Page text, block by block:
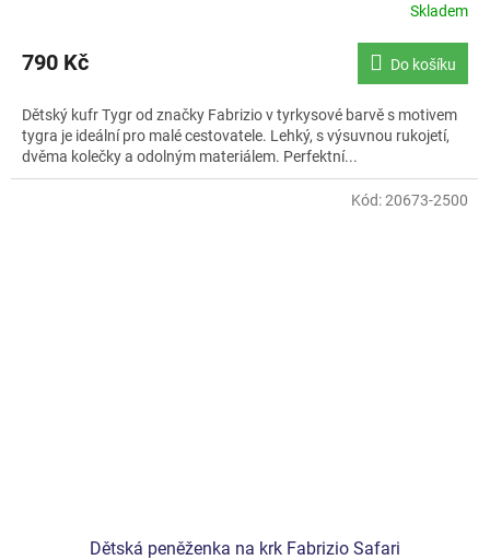
Skladem
790 Kč Do košíku
Dětský kufr Tygr od značky Fabrizio v tyrkysové barvě s motivem
tygra je ideální pro malé cestovatele. Lehký, s výsuvnou rukojetí,
dvěma kolečky a odolným materiálem. Perfektní...
Dětská peněženka na krk Fabrizio Safari
Kód:20673-2500